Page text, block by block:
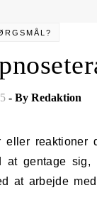
- By Redaktion
gentage
at arbejde